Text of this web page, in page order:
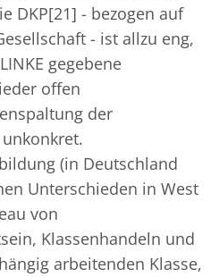
DKP[21] - bezogen auf
- ist allzu eng,
gegebene
offen
der
(in Deutschland
Unterschieden in West
von
Klassenhandeln und
arbeitenden Klasse,